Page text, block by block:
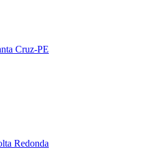
Cruz-PE
Redonda